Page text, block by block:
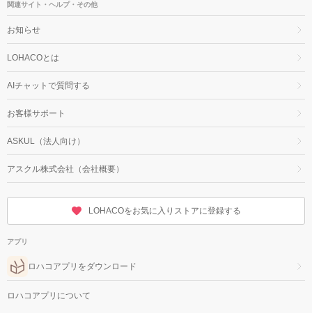
関連サイト・ヘルプ・その他
お知らせ
LOHACOとは
AIチャットで質問する
お客様サポート
ASKUL（法人向け）
アスクル株式会社（会社概要）
LOHACOをお気に入りストアに登録する
アプリ
ロハコアプリをダウンロード
ロハコアプリについて